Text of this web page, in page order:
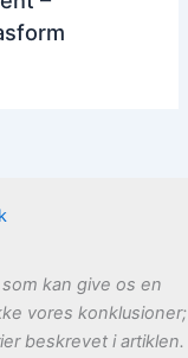
kan give os en
vores konklusioner;
beskrevet i artiklen.